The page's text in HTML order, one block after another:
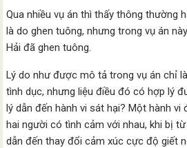
Qua nhiều vụ án thì thấy thông thường
là do ghen tuông, nhưng trong vụ án
Hải đã ghen tuông.
Lý do như được mô tả trong vụ án chỉ
tình dục, nhưng liệu điều đó có hợp lý
lý dẫn đến hành vi sát hại? Một hành vi
hai người có tình cảm với nhau, khi bị
dẫn đến thay đổi cảm xúc cực độ giết